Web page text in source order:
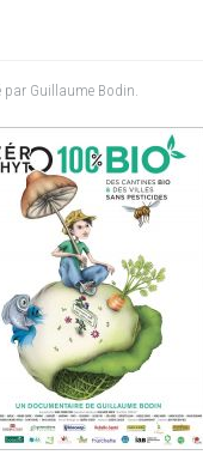
par Guillaume Bodin.